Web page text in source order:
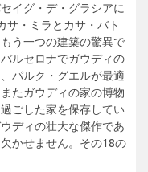
イグ・デ・グラシアに
サ・ミラとカサ・バト
う一つの建築の驚異で
ルセロナでガウディの
パルク・グエルが最適
たガウディの家の博物
ごした家を保存してい
ディの壮大な傑作であ
かせません。その18の